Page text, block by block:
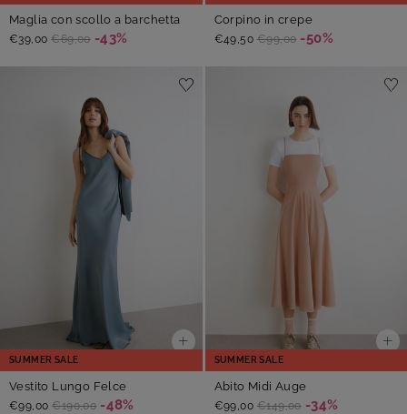
Maglia con scollo a barchetta
€39,00 €69,00 -43%
Corpino in crepe
€49,50 €99,00 -50%
SUMMER SALE
Vestito Lungo Felce
€99,00 €190,00 -48%
SUMMER SALE
Abito Midi Auge
€99,00 €149,00 -34%